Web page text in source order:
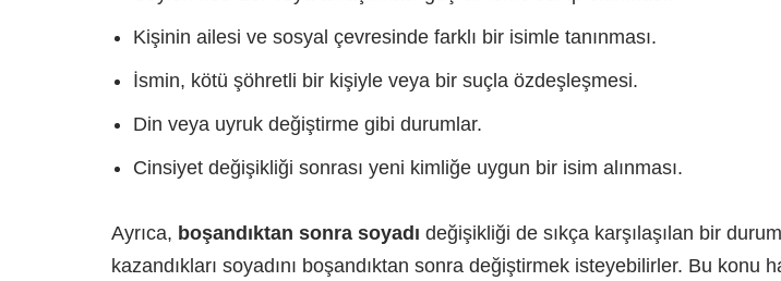
Kişinin ailesi ve sosyal çevresinde farklı bir isimle tanınması.
İsmin, kötü şöhretli bir kişiyle veya bir suçla özdeşleşmesi.
Din veya uyruk değiştirme gibi durumlar.
Cinsiyet değişikliği sonrası yeni kimliğe uygun bir isim alınması.
Ayrıca, boşandıktan sonra soyadı değişikliği de sıkça karşılaşılan bir
kazandıkları soyadını boşandıktan sonra değiştirmek isteyebilirler. Bu konu